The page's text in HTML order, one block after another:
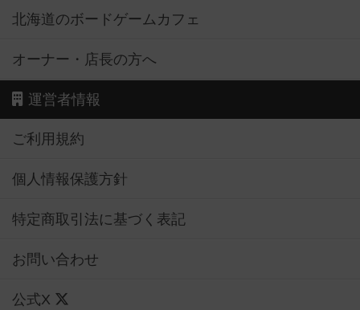
北海道のボードゲームカフェ
オーナー・店長の方へ
運営者情報
ご利用規約
個人情報保護方針
特定商取引法に基づく表記
お問い合わせ
公式X